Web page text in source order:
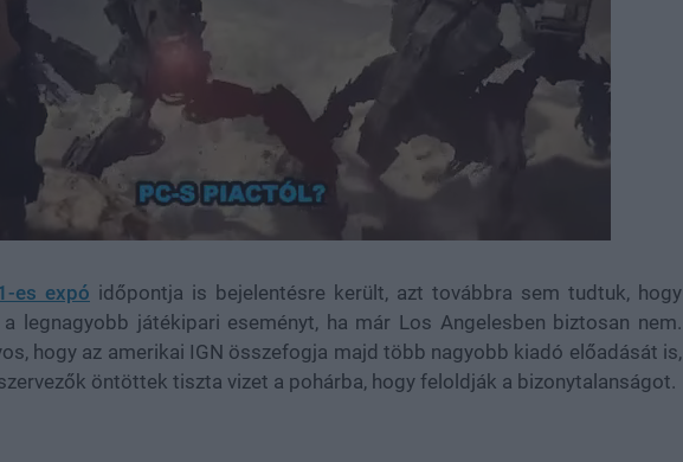
38.26%
es expó időpontja is bejelentésre került, azt továbbra sem tudtuk, hogy
legnagyobb játékipari eseményt, ha már Los Angelesben biztosan nem.
hogy az amerikai IGN összefogja majd több nagyobb kiadó előadását is,
öntöttek tiszta vizet a pohárba, hogy feloldják a bizonytalanságot.